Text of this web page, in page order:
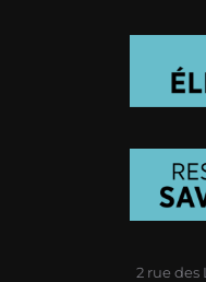
2 rue des